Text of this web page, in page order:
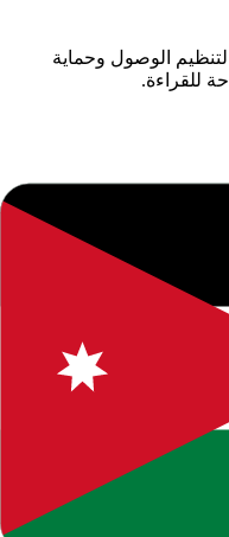
الوصول وحماية
للقراءة.
المصدر عند النقل.
خطة علاجية علوم
- الفصل الدراسي الأول
نوفرها للطلاب